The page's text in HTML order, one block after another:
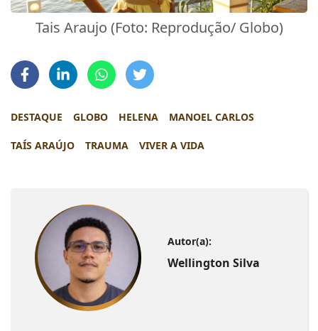
Tais Araujo (Foto: Reprodução/ Globo)
DESTAQUE GLOBO HELENA MANOEL CARLOS
TAÍS ARAÚJO TRAUMA VIVER A VIDA
Autor(a):
Wellington Silva